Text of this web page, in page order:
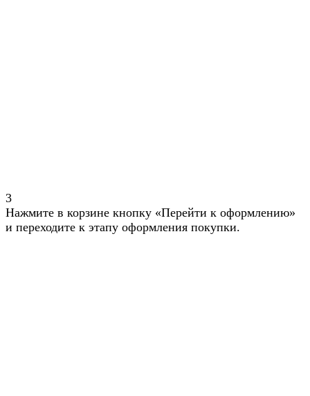
3
Нажмите в корзине кнопку «Перейти к оформлению»
и переходите к этапу оформления покупки.